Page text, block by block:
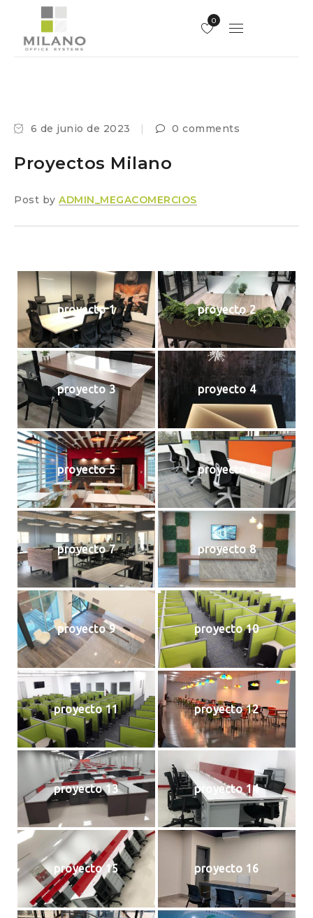
0
6 de junio de 2023 0 comments
Proyectos Milano
Post by ADMIN_MEGACOMERCIOS
proyecto 1 proyecto 2
proyecto 3 proyecto 4
proyecto 5 proyecto 6
proyecto 7 proyecto 8
proyecto 9 proyecto 10
proyecto 11 proyecto 12
proyecto 13 proyecto 14
proyecto 15 proyecto 16